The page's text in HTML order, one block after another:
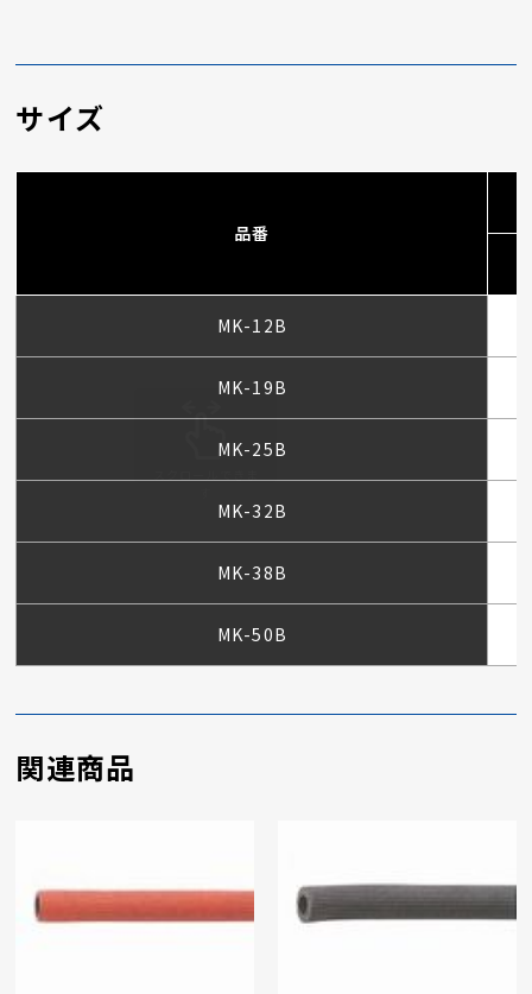
サイズ
品番
MK-12B
MK-19B
MK-25B
MK-32B
MK-38B
MK-50B
関連商品